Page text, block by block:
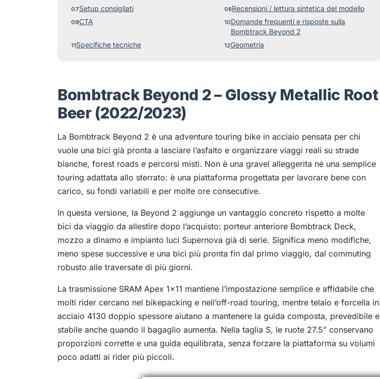
Setup consigliati
Recensioni / lettura sintetica del modello
CTA
Domande frequenti e risposte sulla
Bombtrack Beyond 2
Specifiche tecniche
Geometria
Bombtrack Beyond 2 – Glossy Metallic Root
Beer (2022/2023)
La Bombtrack Beyond 2 è una adventure touring bike in acciaio pensata per chi
vuole una bici già pronta a lasciare l’asfalto e organizzare viaggi reali su strade
bianche, forest roads e percorsi misti. Non è una gravel alleggerita né una semplice
touring adattata allo sterrato: è una piattaforma progettata per lavorare bene con
carico, su fondi variabili e per molte ore consecutive.
In questa versione, la Beyond 2 aggiunge un vantaggio concreto rispetto a molte
bici da viaggio da allestire dopo l’acquisto: porteur anteriore Bombtrack Deck,
mozzo a dinamo e impianto luci Supernova già di serie. Significa meno modifiche,
meno spese successive e una bici più pronta fin dal primo viaggio, dal commuting
robusto alle traversate di più giorni.
La trasmissione SRAM Apex 1x11 mantiene l’impostazione semplice e affidabile che
molti rider cercano nel bikepacking e nell’off-road touring, mentre telaio e forcella in
acciaio 4130 doppio spessore aiutano a mantenere la guida composta, prevedibile e
stabile anche quando il bagaglio aumenta. Nella taglia S, le ruote 27.5” conservano
proporzioni corrette e una guida equilibrata, senza forzare la piattaforma su volumi
poco adatti ai rider più piccoli.